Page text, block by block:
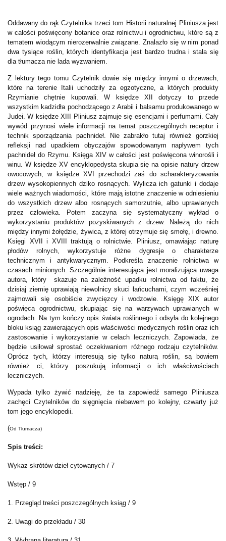
Oddawany do rąk Czytelnika trzeci tom Historii naturalnej Pliniusza jest
w całości poświęcony botanice oraz rolnictwu i ogrodnictwu, które są z
tematem wiodącym nierozerwalnie związane. Znalazło się w nim ponad
dwa tysiące roślin, których identyfikacja jest bardzo trudna i stała się
dla tłumacza nie lada wyzwaniem.
Z lektury tego tomu Czytelnik dowie się między innymi o drzewach,
które na terenie Italii uchodziły za egzotyczne, a których produkty
Rzymianie chętnie kupowali. W księdze XII dotyczy to przede
wszystkim kadzidła pochodzącego z Arabii i balsamu produkowanego w
Judei. W księdze XIII Pliniusz zajmuje się esencjami i perfumami. Cały
wywód przynosi wiele informacji na temat poszczególnych receptur i
technik sporządzania pachnideł. Nie zabrakło tutaj również gorzkiej
refleksji nad upadkiem obyczajów spowodowanym napływem tych
pachnideł do Rzymu. Księga XIV w całości jest poświęcona winorośli i
winu. W księdze XV encyklopedysta skupia się na opisie natury drzew
owocowych, w księdze XVI przechodzi zaś do scharakteryzowania
drzew wysokopiennych dziko rosnących. Wylicza ich gatunki i dodaje
wiele ważnych wiadomości, które mają istotne znaczenie w odniesieniu
do wszystkich drzew albo rosnących samorzutnie, albo uprawianych
przez człowieka. Potem zaczyna się systematyczny wykład o
wykorzystaniu produktów pozyskiwanych z drzew. Należą do nich
między innymi żołędzie, żywica, z której otrzymuje się smołę, i drewno.
Księgi XVII i XVIII traktują o rolnictwie. Pliniusz, omawiając naturę
płodów rolnych, wykorzystuje różne dygresje o charakterze
technicznym i antykwarycznym. Podkreśla znaczenie rolnictwa w
czasach minionych. Szczególnie interesująca jest moralizująca uwaga
autora, który skazuje na zależność upadku rolnictwa od faktu, że
dzisiaj ziemię uprawiają niewolnicy skuci łańcuchami, czym wcześniej
zajmowali się osobiście zwycięzcy i wodzowie. Księgę XIX autor
poświęca ogrodnictwu, skupiając się na warzywach uprawianych w
ogrodach. Na tym kończy opis świata roślinnego i odsyła do kolejnego
bloku ksiąg zawierających opis właściwości medycznych roślin oraz ich
zastosowanie i wykorzystanie w celach leczniczych. Zapowiada, że
będzie usiłował sprostać oczekiwaniom różnego rodzaju czytelników.
Oprócz tych, którzy interesują się tylko naturą roślin, są bowiem
również ci, którzy poszukują informacji o ich właściwościach
leczniczych.
Wypada tylko żywić nadzieję, że ta zapowiedź samego Pliniusza
zachęci Czytelników do sięgnięcia niebawem po kolejny, czwarty już
tom jego encyklopedii.
(Od Tłumacza)
Spis treści:
Wykaz skrótów dzieł cytowanych / 7
Wstęp / 9
1. Przegląd treści poszczególnych ksiąg / 9
2. Uwagi do przekładu / 30